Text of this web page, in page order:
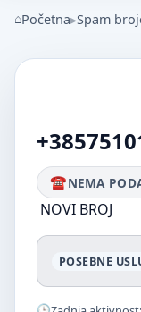
Početna Spam
NEMA
NOVI BROJ
POSEBNE